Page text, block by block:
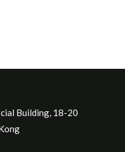
Building, 18-20